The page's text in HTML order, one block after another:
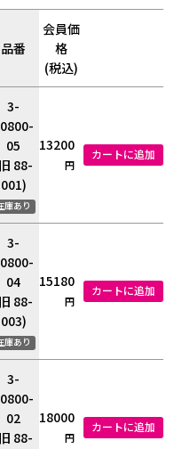
品番
会員価
格
(税込)
3-
05
88-
001)
庫あり
13200
円
カートに追加
3-
04
88-
003)
庫あり
15180
円
カートに追加
3-
02
88-
18000
円
カートに追加